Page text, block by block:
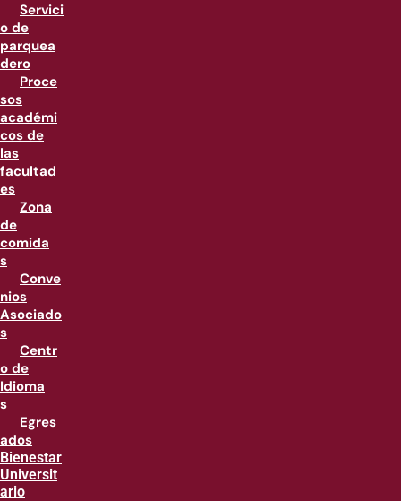
Servici
o de
parquea
dero
Proce
sos
académi
cos de
las
facultad
es
Zona
de
comida
s
Conve
nios
Asociado
s
Centr
o de
Idioma
s
Egres
ados
Bienestar
Universit
ario